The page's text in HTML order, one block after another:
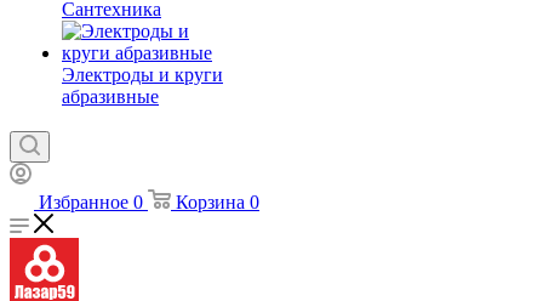
Сантехника
Электроды и круги
абразивные
Избранное 0 Корзина 0